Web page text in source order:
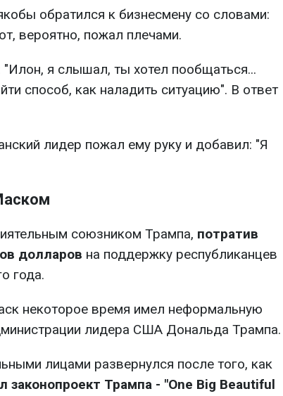
обратился к бизнесмену со словами:
вероятно, пожал плечами.
"Илон, я слышал, ты хотел пообщаться...
способ, как наладить ситуацию". В ответ
лидер пожал ему руку и добавил: "Я
союзником Трампа, потратив
долларов на поддержку республиканцев
года.
некоторое время имел неформальную
лидера США Дональда Трампа.
лицами развернулся после того, как
законопроект Трампа - "One Big Beautiful